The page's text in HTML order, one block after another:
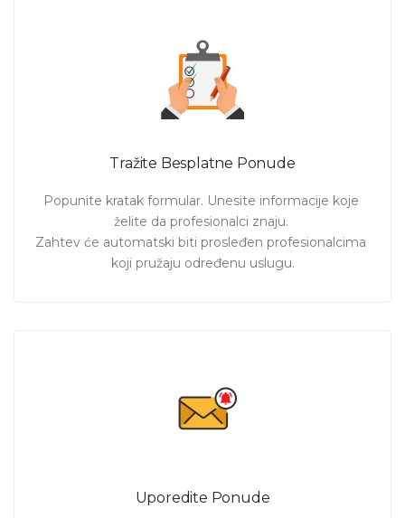
Tražite Besplatne Ponude
Popunite kratak formular. Unesite informacije koje
želite da profesionalci znaju.
Zahtev će automatski biti prosleđen profesionalcima
koji pružaju određenu uslugu.
Uporedite Ponude